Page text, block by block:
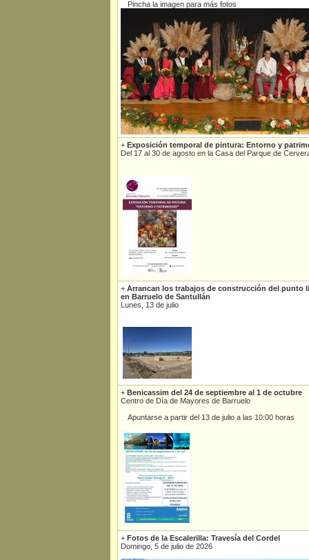
Pincha la imagen para más fotos
+ Exposición temporal de pintura: Entorno y
Del 17 al 30 de agosto en la Casa del Parque de
+ Arrancan los trabajos de construcción del punto
en Barruelo de Santullán
Lunes, 13 de julio
+ Benicassim del 24 de septiembre al 1 de octubre
Centro de Día de Mayores de Barruelo
Apuntarse a partir del 13 de julio a las 10:00 horas
+ Fotos de la Escalerilla: Travesía del Cordel
Domingo, 5 de julio de 2026